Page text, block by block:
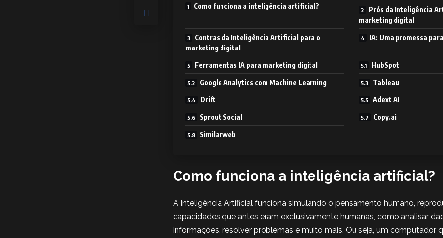
Como funciona a inteligência artificial?
Prós da Inteligência
marketing digital
Contras da Inteligência Artificial para o
marketing digital
IA: Uma promessa
Ferramentas IA para marketing digital HubSpot
Google Analytics com Machine Learning Tableau
Drift Adext AI
Sprout Social Copy.ai
Similarweb
Como funciona a inteligência artificial?
A Inteligência Artificial funciona simulando o pensamento humano,
capacidades que antes eram exclusivamente humanas, como analisar
informações, resolver problemas e muito mais. Ou seja, um computador